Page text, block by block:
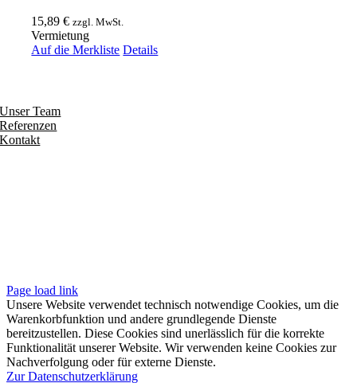
15,89€ zzgl. MwSt.
Vermietung
Auf die Merkliste Details
Unser Team
Referenzen
Kontakt
Page load link
Unsere Website verwendet technisch notwendige Cookies, um die
Warenkorbfunktion und andere grundlegende Dienste
bereitzustellen. Diese Cookies sind unerlässlich für die korrekte
Funktionalität unserer Website. Wir verwenden keine Cookies zur
Nachverfolgung oder für externe Dienste.
Zur Datenschutzerklärung